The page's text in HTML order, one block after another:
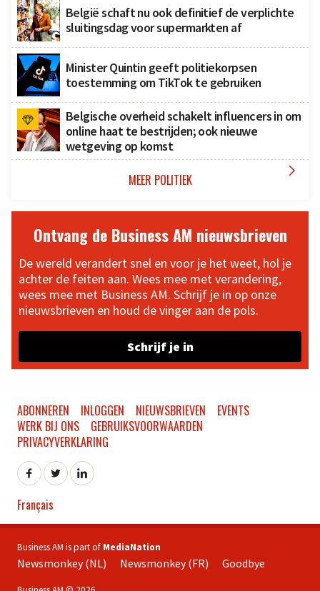
België schaft nu ook definitief de verplichte
sluitingsdag voor supermarkten af
Minister Quintin geeft politiekorpsen
toestemming om TikTok te gebruiken
Belgische overheid schakelt influencers in om
online haat te bestrijden; ook nieuwe
wetgeving op komst
MEER POLITIEK 
Ontvang de Business AM nieuwsbrieven
De wereld verandert snel en voor je het weet, hol je
achter de feiten aan. Wees mee met verandering,
wees mee met Business AM. Schrijf je in op onze
nieuwsbrieven en houd de vinger aan de pols.
Schrijf je in
ABONNEREN INLOGGEN NIEUWSBRIEVEN
EVENTS
WERK BIJ ONS
GEBRUIKSVOORWAARDEN
PRIVACYVERKLARING
Français
Business AM is part of MediaNation
Newsmonkey (NL) Newsmonkey (FR) Goodbye